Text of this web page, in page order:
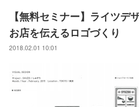
【無料セミナー】ライツデ
お店を伝えるロゴづくり
2018.02.01 10:01